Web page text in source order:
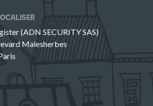
(ADN SECURITY SAS)
Malesherbes